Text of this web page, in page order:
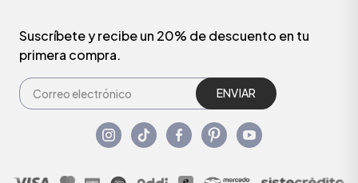
Suscríbete y recibe un 20% de descuento en tu
primera compra.
ENVIAR